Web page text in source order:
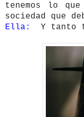
tenemos lo que
sociedad que
Ella:
Y tanto